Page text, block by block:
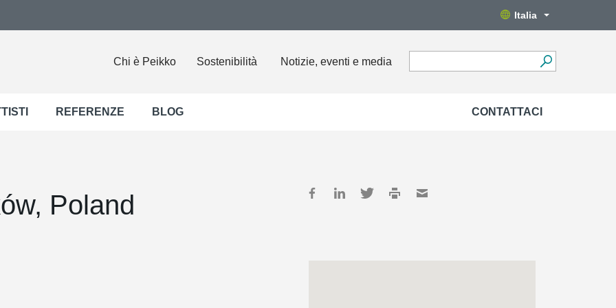
Italia
Chi è Peikko Sostenibilità Notizie, eventi e media
REFERENZE BLOG CONTATTACI
Poland